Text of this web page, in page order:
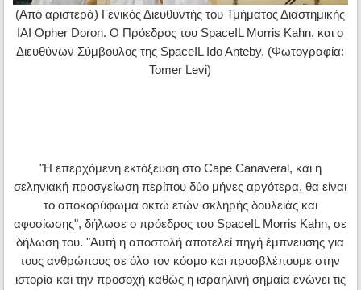
(Από αριστερά) Γενικός Διευθυντής του Τμήματος Διαστημικής
IAI Opher Doron. Ο Πρόεδρος του SpaceIL Morris Kahn. και ο
Διευθύνων Σύμβουλος της SpaceIL Ido Anteby. (Φωτογραφία:
Tomer Levi)
"Η επερχόμενη εκτόξευση στο Cape Canaveral, και η
σεληνιακή προσγείωση περίπου δύο μήνες αργότερα, θα είναι
το αποκορύφωμα οκτώ ετών σκληρής δουλειάς και
αφοσίωσης", δήλωσε ο πρόεδρος του SpaceIL Morris Kahn, σε
δήλωση του. "Αυτή η αποστολή αποτελεί πηγή έμπνευσης για
τους ανθρώπους σε όλο τον κόσμο και προσβλέπουμε στην
ιστορία και την προσοχή καθώς η ισραηλινή σημαία ενώνει τις